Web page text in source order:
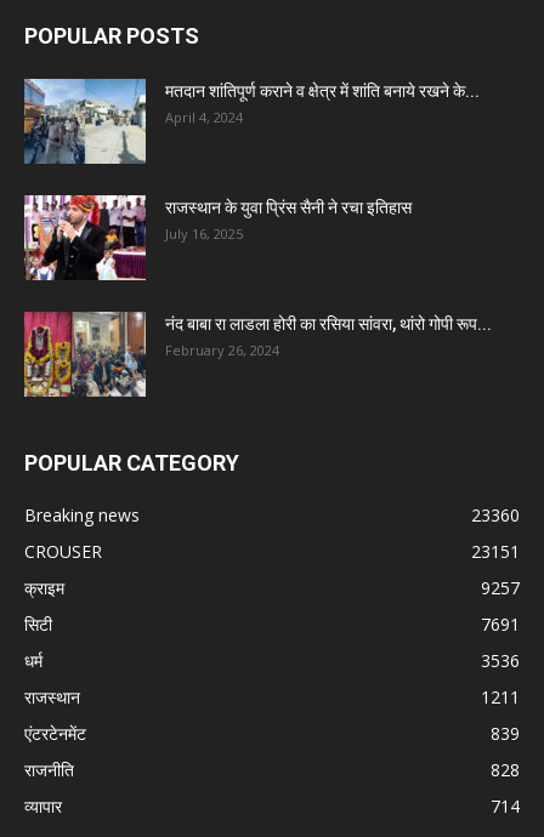
POPULAR POSTS
मतदान शांतिपूर्ण कराने व क्षेत्र में शांति बनाये रखने के...
April 4, 2024
राजस्थान के युवा प्रिंस सैनी ने रचा इतिहास
July 16, 2025
नंद बाबा रा लाडला होरी का रसिया सांवरा, थांरो गोपी रूप...
February 26, 2024
POPULAR CATEGORY
Breaking news
23360
CROUSER
23151
क्राइम
9257
सिटी
7691
धर्म
3536
राजस्थान
1211
एंटरटेनमेंट
839
राजनीति
828
व्यापार
714